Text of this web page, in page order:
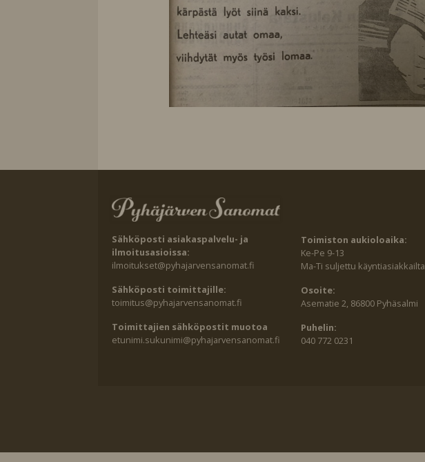
Sähköposti asiakaspalvelu- ja
ilmoitusasioissa:
ilmoitukset@pyhajarvensanomat.fi
Sähköposti toimittajille:
toimitus@pyhajarvensanomat.fi
Toimittajien sähköpostit muotoa
etunimi.sukunimi@pyhajarvensanomat.fi
Toimiston aukioloaika:
Ke-Pe 9-13
Ma-Ti suljettu käyntiasiakkailta
Osoite:
Asematie 2, 86800 Pyhäsalmi
Puhelin:
040 772 0231